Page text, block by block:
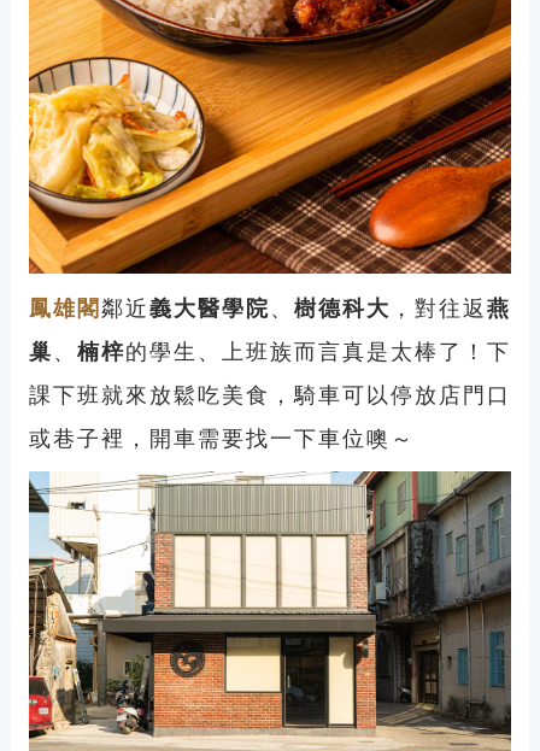
鳳雄閣鄰近義大醫學院、樹德科大 ，對往返燕
巢、 楠梓的學生、上班族而言真是太棒了！下
課下班就來放鬆吃美食，騎車可以停放店門口
或巷子裡，開車需要找一下車位噢～